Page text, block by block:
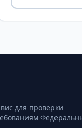
для проверки